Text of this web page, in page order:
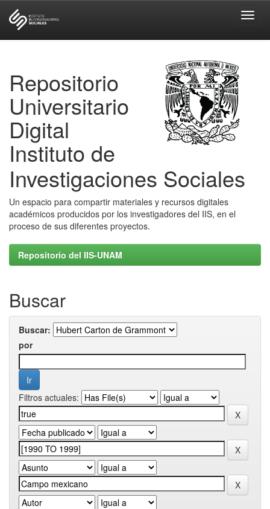
Repositorio
Universitario
Digital
Instituto de
Investigaciones Sociales
Un espacio para compartir materiales y recursos digitales
académicos producidos por los investigadores del IIS, en el
proceso de sus diferentes proyectos.
Repositorio del IIS-UNAM
Buscar
Buscar:
por
Filtros actuales: